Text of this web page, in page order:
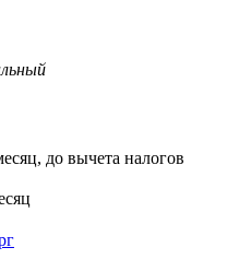
до вычета налогов